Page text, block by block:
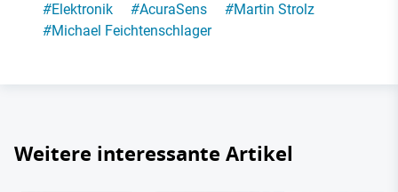
#Elektronik #AcuraSens #Martin Strolz
#Michael Feichtenschlager
Weitere interessante Artikel